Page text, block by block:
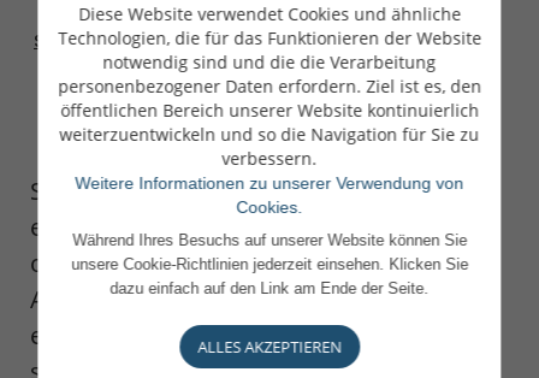
Startseite>
Private
Banking
>
Diversifikation Ihrer Anlagen
mit Private Equity
Sie wollen Ihr Portfolio diversifizieren und
es neben traditionellen Aktien, Anleihen
oder Rohstoffen auch für andere
Anlageklassen öffnen? Private Equity ist
eine Möglichkeit, Ihr Vermögen breiter zu
streuen. Mit einer Beteiligung an nicht
Diese Website verwendet Cookies und ähnliche
Technologien, die für das Funktionieren der Website
notwendig sind und die die Verarbeitung
personenbezogener Daten erfordern. Ziel ist es, den
öffentlichen Bereich unserer Website kontinuierlich
weiterzuentwickeln und so die Navigation für Sie zu
verbessern.
Weitere Informationen zu unserer Verwendung von
Cookies.
Während Ihres Besuchs auf unserer Website können Sie
unsere Cookie-Richtlinien jederzeit einsehen. Klicken Sie
dazu einfach auf den Link am Ende der Seite.
ALLES AKZEPTIEREN